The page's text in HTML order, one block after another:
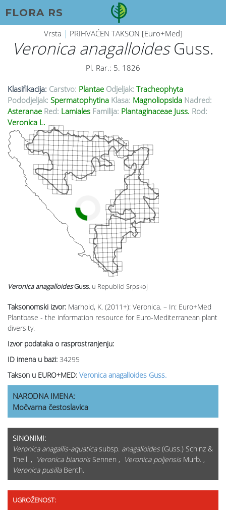
FLORA RS
Vrsta | PRIHVAĆEN TAKSON [Euro+Med]
Veronica anagalloidesGuss.
Pl. Rar.: 5. 1826
Klasifikacija: Carstvo: Plantae Odjeljak: Tracheophyta
Pododjeljak: Spermatophytina Klasa: Magnoliopsida Nadred:
Asteranae Red: Lamiales Familija: Plantaginaceae Juss. Rod:
Veronica L.
Taksonomski izvor: Marhold, K. (2011+): Veronica. – In: Euro+Med
Plantbase - the information resource for Euro-Mediterranean plant
diversity.
Izvor podataka o rasprostranjenju:
ID imena u bazi: 34295
Takson u EURO+MED: Veronica anagalloides Guss.
Veronica anagalloidesGuss. u Republici Srpskoj
NARODNA IMENA:
Močvarna čestoslavica
SINONIMI:
Veronica anagallis-aquaticasubsp. anagalloides (Guss.) Schinz &
Thell. , Veronica bianoris Sennen , Veronica poljensis Murb. ,
Veronica pusillaBenth.
UGROŽENOST: